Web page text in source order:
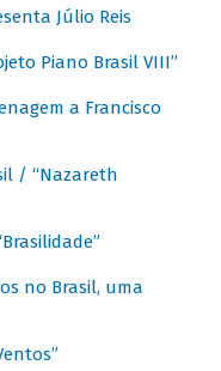
Júlio Reis
Piano Brasil VIII”
a Francisco
/ “Nazareth
no Brasil, uma